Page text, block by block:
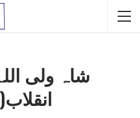
شاہ ولی